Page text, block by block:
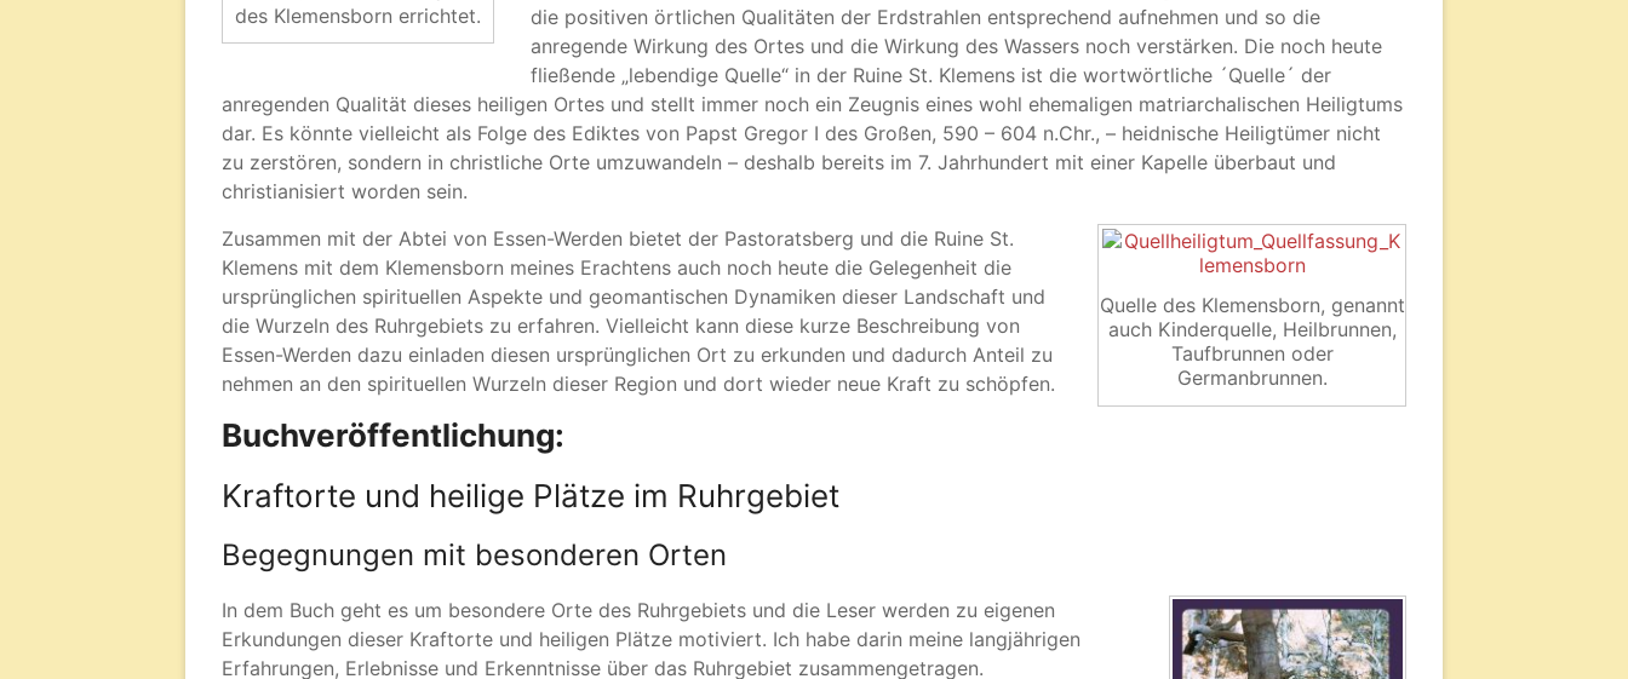
des Klemensborn errichtet.
die positiven örtlichen Qualitäten der Erdstrahlen entsprechend aufnehmen und so die
anregende Wirkung des Ortes und die Wirkung des Wassers noch verstärken. Die noch heute
fließende „lebendige Quelle“ in der Ruine St. Klemens ist die wortwörtliche ´Quelle´ der
anregenden Qualität dieses heiligen Ortes und stellt immer noch ein Zeugnis eines wohl ehemaligen matriarchalischen Heiligtums
dar. Es könnte vielleicht als Folge des Ediktes von Papst Gregor I des Großen, 590 – 604 n.Chr., – heidnische Heiligtümer nicht
zu zerstören, sondern in christliche Orte umzuwandeln – deshalb bereits im 7. Jahrhundert mit einer Kapelle überbaut und
christianisiert worden sein.
Quelle des Klemensborn, genannt
auch Kinderquelle, Heilbrunnen,
Taufbrunnen oder
Germanbrunnen.
Zusammen mit der Abtei von Essen-Werden bietet der Pastoratsberg und die Ruine St.
Klemens mit dem Klemensborn meines Erachtens auch noch heute die Gelegenheit die
ursprünglichen spirituellen Aspekte und geomantischen Dynamiken dieser Landschaft und
die Wurzeln des Ruhrgebiets zu erfahren. Vielleicht kann diese kurze Beschreibung von
Essen-Werden dazu einladen diesen ursprünglichen Ort zu erkunden und dadurch Anteil zu
nehmen an den spirituellen Wurzeln dieser Region und dort wieder neue Kraft zu schöpfen.
Buchveröffentlichung:
Kraftorte und heilige Plätze im Ruhrgebiet
Begegnungen mit besonderen Orten
In dem Buch geht es um besondere Orte des Ruhrgebiets und die Leser werden zu eigenen
Erkundungen dieser Kraftorte und heiligen Plätze motiviert. Ich habe darin meine langjährigen
Erfahrungen, Erlebnisse und Erkenntnisse über das Ruhrgebiet zusammengetragen.